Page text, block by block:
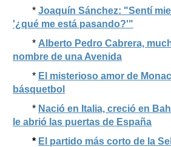
* Joaquín Sánchez: "Sentí
'¿qué me está pasando?'"
* Alberto Pedro Cabrera,
nombre de una Avenida
* El misterioso amor de
básquetbol
* Nació en Italia, creció en
le abrió las puertas de España
* El partido más corto de la